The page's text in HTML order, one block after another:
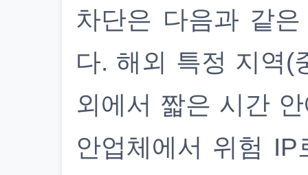
차단은 다음과 같
다. 해외 특정 지역(
외에서 짧은 시간
안업체에서 위험